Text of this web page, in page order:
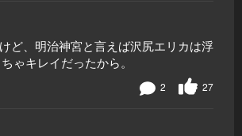
ど、明治神宮と言えば沢尻エリカは浮
ゃキレイだったから。
27
2